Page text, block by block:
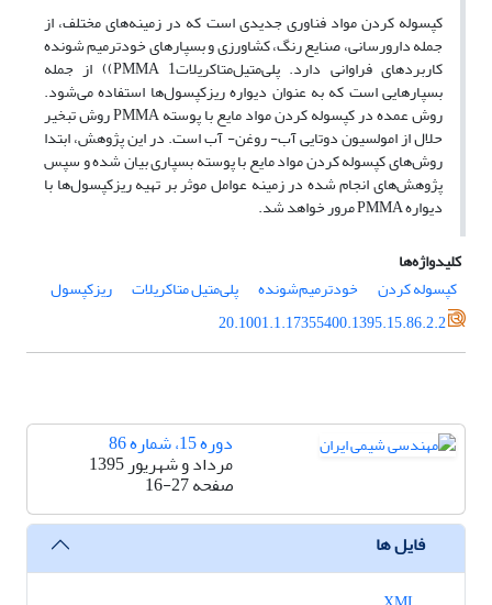
کپسوله کردن مواد فناوری جدیدی است که در زمینه‌های مختلف، از
جمله دارورسانی، صنایع رنگ، کشاورزی و بسپارهای خودترمیم شونده
کاربردهای فراوانی دارد. پلی‌متیل‌متاکریلات1 PMMA)) از جمله
بسپارهایی است که به عنوان دیواره ریزکپسول‌ها استفاده می‌شود.
روش عمده در کپسوله کردن مواد مایع با پوسته PMMA روش تبخیر
حلال از امولسیون دوتایی آب- روغن- آب است. در این پژوهش، ابتدا
روش‌های کپسوله کردن مواد مایع با پوسته بسپاری بیان شده و سپس
پژوهش‌های انجام شده در زمینه عوامل موثر بر تهیه ریزکپسول‌ها با
دیواره PMMA مرور خواهد شد.
کلیدواژه‌ها
کپسوله کردن
خودترمیم‌شونده پلی‌متیل متاکریلات
ریزکپسول
20.1001.1.17355400.1395.15.86.2.2
دوره 15، شماره 86
مرداد و شهریور 1395
صفحه16-27
فایل ها